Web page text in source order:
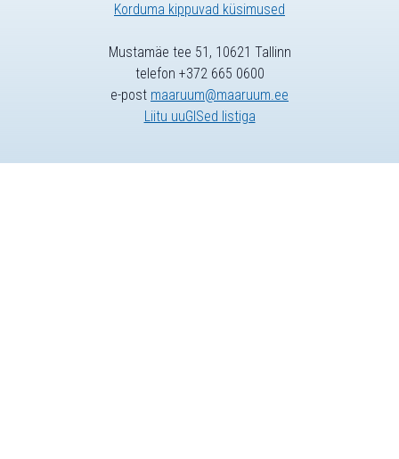
Korduma kippuvad küsimused
Mustamäe tee 51, 10621 Tallinn
telefon +372 665 0600
e-post maaruum@maaruum.ee
Liitu uuGISed listiga